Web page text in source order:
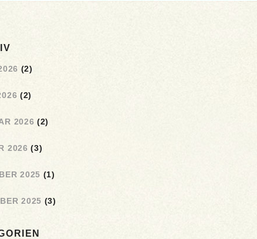
(2)
(2)
2026 (2)
2026 (3)
2025 (1)
2025 (3)